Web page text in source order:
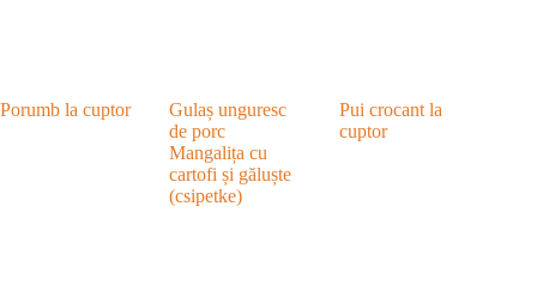
Porumb la cuptor
Gulaș unguresc
de porc
Mangalița cu
cartofi și găluște
(csipetke)
Pui crocant la
cuptor